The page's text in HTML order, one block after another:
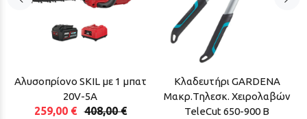
Αλυσοπρίονο SKIL με 1 μπατ
20V-5A
259,00 € 408,00 €
Κλαδευτήρι GARDENA
Μακρ.Τηλεσκ. Χειρολαβών
TeleCut 650-900 B